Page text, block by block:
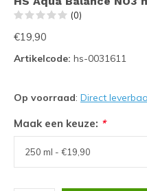
(0)
€19,90
Artikelcode: hs-0031611
Op voorraad: Direct
Maak een keuze: *